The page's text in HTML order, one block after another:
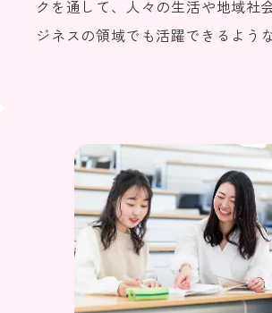
クを通して、人々の生活や地域社
ジネスの領域でも活躍できるよう